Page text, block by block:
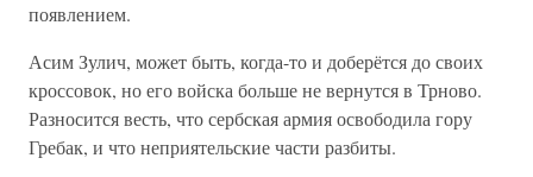
появлением.
Асим Зулич, может быть, когда-то и доберётся до своих
кроссовок, но его войска больше не вернутся в Трново.
Разносится весть, что сербская армия освободила гору
Гребак, и что неприятельские части разбиты.